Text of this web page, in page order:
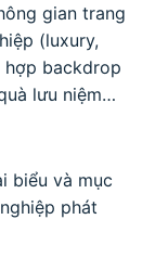
gian trang
(luxury,
backdrop
lưu niệm…
biểu và mục
phát